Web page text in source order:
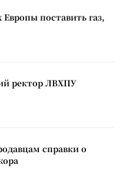
Европы поставить газ,
ректор ЛВХПУ
справки о